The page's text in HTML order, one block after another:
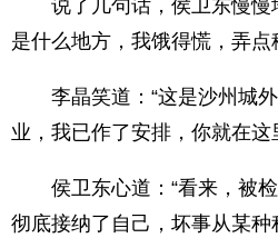
说了几句话，侯卫东慢慢
是什么地方，我饿得慌，弄点
李晶笑道：“这是沙州城外
业，我已作了安排，你就在这
侯卫东心道：“看来，被检
彻底接纳了自己，坏事从某